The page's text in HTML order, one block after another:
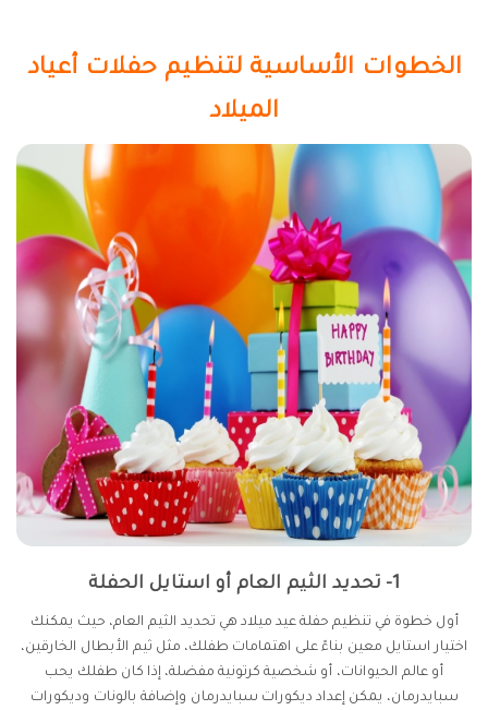
الخطوات الأساسية لتنظيم حفلات أعياد
الميلاد
1- تحديد الثيم العام أو استايل الحفلة
أول خطوة في تنظيم حفلة عيد ميلاد هي تحديد الثيم العام، حيث يمكنك
اختيار استايل معين بناءً على اهتمامات طفلك، مثل ثيم الأبطال الخارقين،
أو عالم الحيوانات، أو شخصية كرتونية مفضلة، إذا كان طفلك يحب
سبايدرمان، يمكن إعداد ديكورات سبايدرمان وإضافة بالونات وديكورات